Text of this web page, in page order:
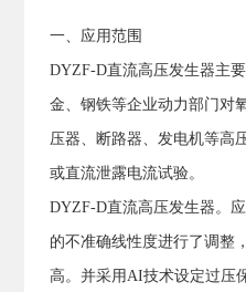
一、应用范围
DYZF-D直流高压发生器主
金、钢铁等企业动力部门对
压器、断路器、发电机等高
或直流泄露电流试验。
DYZF-D直流高压发生器。
的不准确线性度进行了调整
高。并采用AI技术设定过压